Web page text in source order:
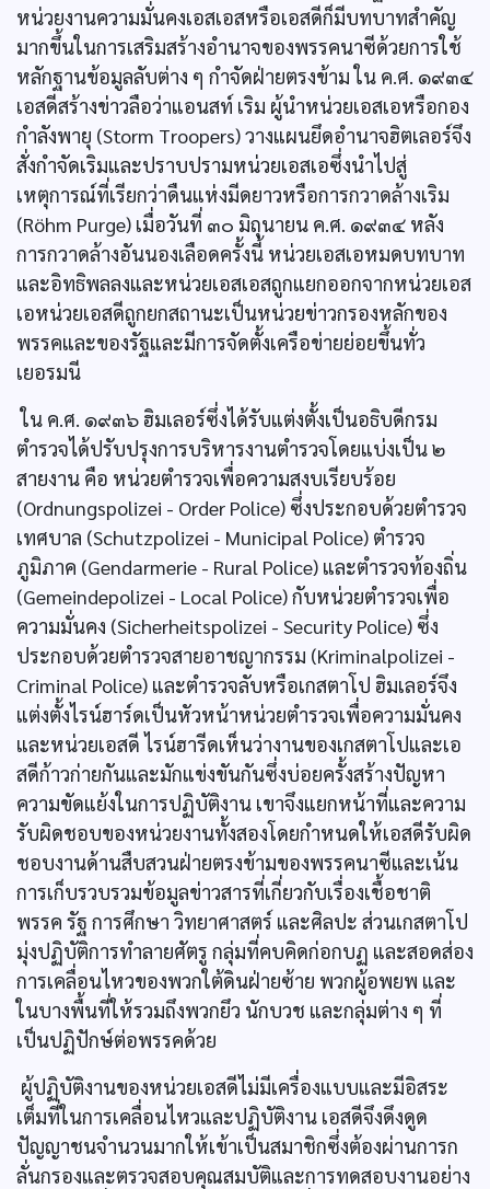
หน่วยงานความมั่นคงเอสเอสหรือเอสดีก็มีบทบาทสำคัญ
มากขึ้นในการเสริมสร้างอำนาจของพรรคนาซีด้วยการใช้
หลักฐานข้อมูลลับต่าง ๆ กำจัดฝ่ายตรงข้าม ใน ค.ศ. ๑๙๓๔
เอสดีสร้างข่าวลือว่าแอนสท์ เริม ผู้นำหน่วยเอสเอหรือกอง
กำลังพายุ (Storm Troopers) วางแผนยึดอำนาจฮิตเลอร์จึง
สั่งกำจัดเริมและปราบปรามหน่วยเอสเอซึ่งนำไปสู่
เหตุการณ์ที่เรียกว่าดืนแห่งมีดยาวหรือการกวาดล้างเริม
(Röhm Purge) เมื่อวันที่ ๓๐ มิถุนายน ค.ศ. ๑๙๓๔ หลัง
การกวาดล้างอันนองเลือดครั้งนี้ หน่วยเอสเอหมดบทบาท
และอิทธิพลลงและหน่วยเอสเอสถูกแยกออกจากหน่วยเอส
เอหน่วยเอสดีถูกยกสถานะเป็นหน่วยข่าวกรองหลักของ
พรรคและของรัฐและมีการจัดตั้งเครือข่ายย่อยขึ้นทั่ว
เยอรมนี
ใน ค.ศ. ๑๙๓๖ ฮิมเลอร์ซึ่งได้รับแต่งตั้งเป็นอธิบดีกรม
ตำรวจได้ปรับปรุงการบริหารงานตำรวจโดยแบ่งเป็น ๒
สายงาน คือ หน่วยตำรวจเพื่อความสงบเรียบร้อย
(Ordnungspolizei - Order Police) ซึ่งประกอบด้วยตำรวจ
เทศบาล (Schutzpolizei - Municipal Police) ตำรวจ
ภูมิภาค (Gendarmerie - Rural Police) และตำรวจท้องถิ่น
(Gemeindepolizei - Local Police) กับหน่วยตำรวจเพื่อ
ความมั่นคง (Sicherheitspolizei - Security Police) ซึ่ง
ประกอบด้วยตำรวจสายอาชญากรรม (Kriminalpolizei -
Criminal Police) และตำรวจลับหรือเกสตาโป ฮิมเลอร์จึง
แต่งตั้งไรน์ฮาร์ดเป็นหัวหน้าหน่วยตำรวจเพื่อความมั่นคง
และหน่วยเอสดี ไรน์ฮารีดเห็นว่างานของเกสตาโปและเอ
สดีก้าวก่ายกันและมักแข่งขันกันซึ่งบ่อยครั้งสร้างปัญหา
ความขัดแย้งในการปฏิบัติงาน เขาจึงแยกหน้าที่และความ
รับผิดชอบของหน่วยงานทั้งสองโดยกำหนดให้เอสดีรับผิด
ชอบงานด้านสืบสวนฝ่ายตรงข้ามของพรรคนาซีและเน้น
การเก็บรวบรวมข้อมูลข่าวสารที่เกี่ยวกับเรื่องเชื้อชาติ
พรรค รัฐ การศึกษา วิทยาศาสตร์ และศิลปะ ส่วนเกสตาโป
มุ่งปฏิบัติการทำลายศัตรู กลุ่มที่คบคิดก่อกบฏ และสอดส่อง
การเคลื่อนไหวของพวกใต้ดินฝ่ายซ้าย พวกผู้อพยพ และ
ในบางพื้นที่ให้รวมถึงพวกยึว นักบวช และกลุ่มต่าง ๆ ที่
เป็นปฏิปักษ์ต่อพรรคด้วย
ผู้ปฏิบัติงานของหน่วยเอสดีไม่มีเครื่องแบบและมีอิสระ
เต็มที่ในการเคลื่อนไหวและปฏิบัติงาน เอสดีจึงดึงดูด
ปัญญาชนจำนวนมากให้เข้าเป็นสมาชิกซึ่งต้องผ่านการก
ลั่นกรองและตรวจสอบคุณสมบัติและการทดสอบงานอย่าง